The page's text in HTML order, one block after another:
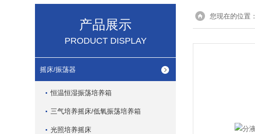
您现在的位置：
产品展示
PRODUCT DISPLAY
摇床/振荡器
恒温恒湿振荡培养箱
三气培养摇床/低氧振荡培养箱
光照培养摇床